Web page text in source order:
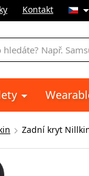
Kontakt
Zadní kryt